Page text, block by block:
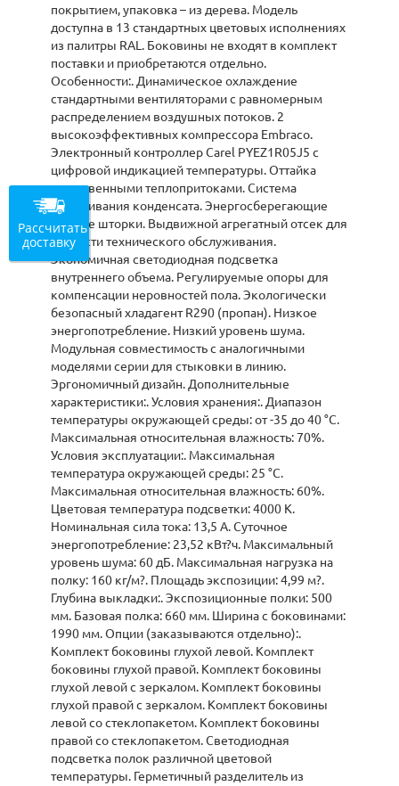
покрытием, упаковка – из дерева. Модель
доступна в 13 стандартных цветовых исполнениях
из палитры RAL. Боковины не входят в комплект
поставки и приобретаются отдельно.
Особенности:. Динамическое охлаждение
стандартными вентиляторами с равномерным
распределением воздушных потоков. 2
высокоэффективных компрессора Embraco.
Электронный контроллер Carel PYEZ1R05J5 с
цифровой индикацией температуры. Оттайка
естественными теплопритоками. Система
выпаривания конденсата. Энергосберегающие
ночные шторки. Выдвижной агрегатный отсек для
легкости технического обслуживания.
Экономичная светодиодная подсветка
внутреннего объема. Регулируемые опоры для
компенсации неровностей пола. Экологически
безопасный хладагент R290 (пропан). Низкое
энергопотребление. Низкий уровень шума.
Модульная совместимость с аналогичными
моделями серии для стыковки в линию.
Эргономичный дизайн. Дополнительные
характеристики:. Условия хранения:. Диапазон
температуры окружающей среды: от -35 до 40 °C.
Максимальная относительная влажность: 70%.
Условия эксплуатации:. Максимальная
температура окружающей среды: 25 °C.
Максимальная относительная влажность: 60%.
Цветовая температура подсветки: 4000 К.
Номинальная сила тока: 13,5 А. Суточное
энергопотребление: 23,52 кВт?ч. Максимальный
уровень шума: 60 дБ. Максимальная нагрузка на
полку: 160 кг/м?. Площадь экспозиции: 4,99 м?.
Глубина выкладки:. Экспозиционные полки: 500
мм. Базовая полка: 660 мм. Ширина с боковинами:
1990 мм. Опции (заказываются отдельно):.
Комплект боковины глухой левой. Комплект
боковины глухой правой. Комплект боковины
глухой левой с зеркалом. Комплект боковины
глухой правой с зеркалом. Комплект боковины
левой со стеклопакетом. Комплект боковины
правой со стеклопакетом. Светодиодная
подсветка полок различной цветовой
температуры. Герметичный разделитель из
Рассчитать
доставку